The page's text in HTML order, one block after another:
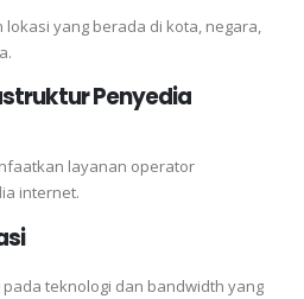
lokasi yang berada di kota, negara,
Penyedia
layanan operator
internet.
teknologi dan bandwidth yang